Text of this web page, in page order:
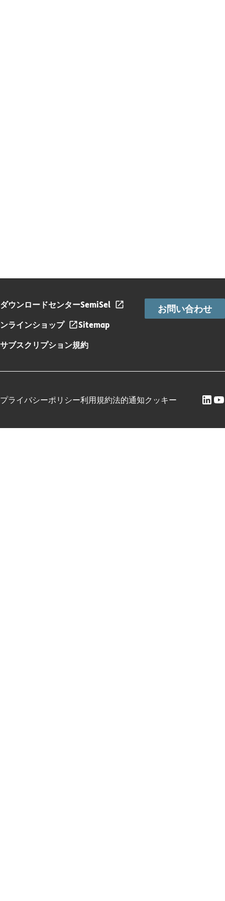
ダウンロードセンターSemiSel
ンラインショップ
Sitemap
サブスクリプション規約
お問い合わせ
プライバシーポリシー利用規約法的通知クッキー